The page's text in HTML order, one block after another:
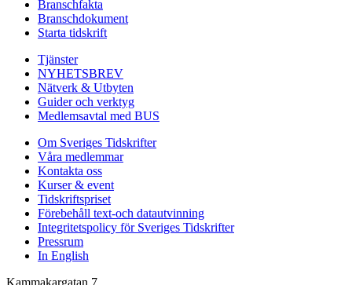
Branschfakta
Branschdokument
Starta tidskrift
Tjänster
NYHETSBREV
Nätverk & Utbyten
Guider och verktyg
Medlemsavtal med BUS
Om Sveriges Tidskrifter
Våra medlemmar
Kontakta oss
Kurser & event
Tidskriftspriset
Förebehåll text-och datautvinning
Integritetspolicy för Sveriges Tidskrifter
Pressrum
In English
Kammakargatan 7